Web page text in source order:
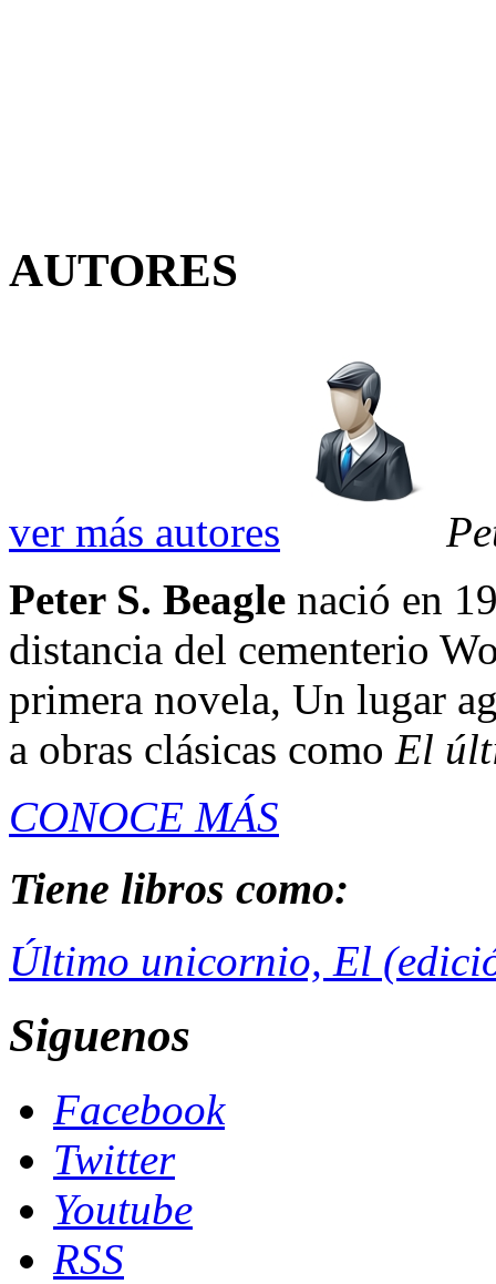
AUTORES
ver más autores
Peter S. Beagle nació en
distancia del cementerio
primera novela, Un lugar
a obras clásicas como El
CONOCE MÁS
Tiene libros como:
Último unicornio, El
Siguenos
Facebook
Twitter
Youtube
RSS